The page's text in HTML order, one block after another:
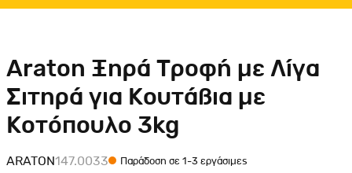
Μπολ-Ταιστρες-Ποτίστρες Σκύλου
Περιλαίμια Σκύλου
Σαμαράκια Σκύλου
Οδηγοί-Πτυσσόμενοι Οδηγοί
Μπολ-Ταιστρες-Ποτίστρες Γάτας
Περιλαίμια-Σαμαράκια Γάτας
Παιχνίδια Γάτας
Ονυχοδρόμια Γάτας
Araton Ξηρά Τροφή με Λίγα
Σιτηρά για Κουτάβια με
Κοτόπουλο 3kg
ARATON147.0033 Παράδοση σε 1-3 εργάσιμες